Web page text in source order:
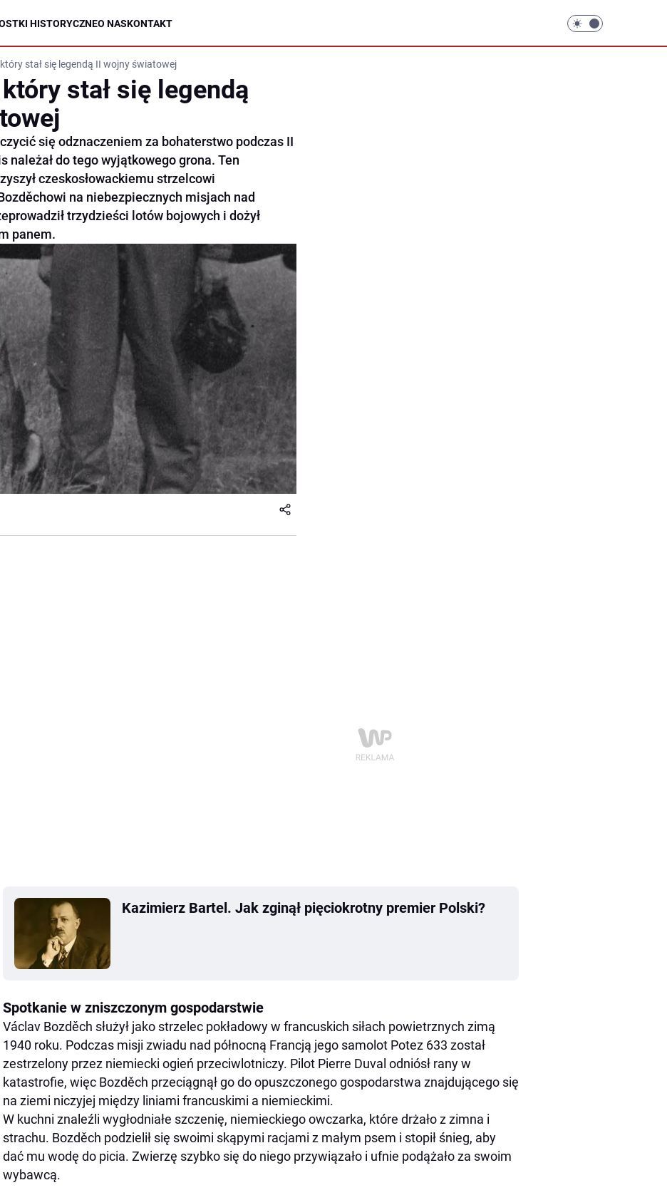
HISTORYCZNEO NASKONTAKT
stał się legendą II wojny światowej
stał się legendą
się odznaczeniem za bohaterstwo podczas II
należał do tego wyjątkowego grona. Ten
czeskosłowackiemu strzelcowi
na niebezpiecznych misjach nad
trzydzieści lotów bojowych i dożył
panem.
Kazimierz Bartel. Jak zginął pięciokrotny premier Polski?
Spotkanie w zniszczonym gospodarstwie
Václav Bozděch służył jako strzelec pokładowy w francuskich siłach powietrznych zimą
1940 roku. Podczas misji zwiadu nad północną Francją jego samolot Potez 633 został
zestrzelony przez niemiecki ogień przeciwlotniczy. Pilot Pierre Duval odniósł rany w
katastrofie, więc Bozděch przeciągnął go do opuszczonego gospodarstwa znajdującego się
na ziemi niczyjej między liniami francuskimi a niemieckimi.
W kuchni znaleźli wygłodniałe szczenię, niemieckiego owczarka, które drżało z zimna i
strachu. Bozděch podzielił się swoimi skąpymi racjami z małym psem i stopił śnieg, aby
dać mu wodę do picia. Zwierzę szybko się do niego przywiązało i ufnie podążało za swoim
wybawcą.